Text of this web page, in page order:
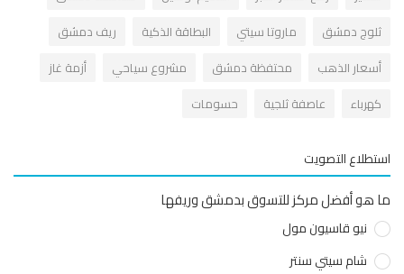
دمشق
ماروتا سيتي البطاقة الذكية
ريف دمشق
الذهب
محتفظة دمشق مشروع سياحي
أزمة غاز
عاصفة ثلجية حسومات
التصويت
أفضل مركز للتسوق بدمشق وريفها
نيو قاسيون مول
شام سيتي سنتر